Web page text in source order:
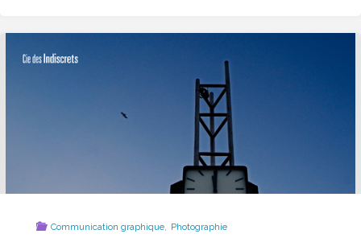
Communication graphique Photographie